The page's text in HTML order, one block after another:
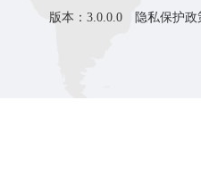
版本：3.0.0.0 隐私保护政